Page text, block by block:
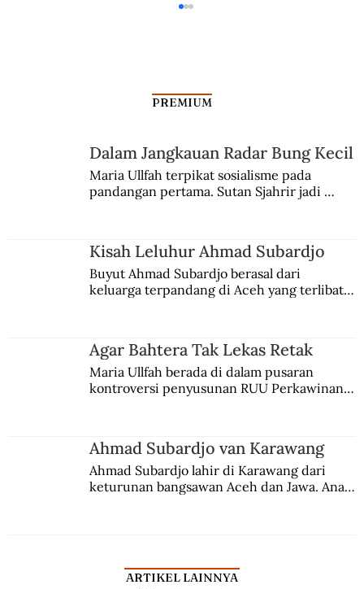
Agama-agama di Majapahit
PREMIUM
Dalam Jangkauan Radar Bung Kecil
Maria Ullfah terpikat sosialisme pada
pandangan pertama. Sutan Sjahrir jadi
Kisah Leluhur Ahmad Subardjo
Buyut Ahmad Subardjo berasal dari
keluarga terpandang di Aceh yang terlibat
Agar Bahtera Tak Lekas Retak
Maria Ullfah berada di dalam pusaran
kontroversi penyusunan RUU Perkawinan.
Ahmad Subardjo van Karawang
Ahmad Subardjo lahir di Karawang dari
keturunan bangsawan Aceh dan Jawa. Anak
ARTIKEL LAINNYA